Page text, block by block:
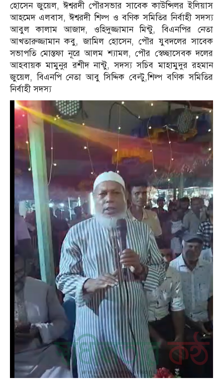
হোসেন জুয়েল, ঈশ্বরদী পৌরসভার সাবেক কাউন্সিলর ইলিয়াস
আহমেদ এলবাস, ঈশ্বরদী শিল্প ও বণিক সমিতির নির্বাহী সদস্য
আবুল কালাম আজাদ, ওহিদুজ্জামান মিন্টু, বিএনপির নেতা
আখতারুজ্জামান কবু, জামিল হোসেন, পৌর যুবদলের সাবেক
সভাপতি মোস্তফা নূরে আলম শ্যামল, পৌর স্বেচ্ছাসেবক দলের
আহবায়ক মামুনুর রশীদ নান্টু, সদস্য সচিব মাহামুদুর রহমান
জুয়েল, বিএনপি নেতা আবু সিদ্দিক বেল্টু,শিল্প বণিক সমিতির
নির্বাহী সদস্য